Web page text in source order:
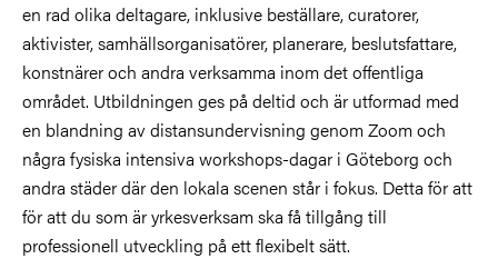
en rad olika deltagare, inklusive beställare, curatorer,
aktivister, samhällsorganisatörer, planerare, beslutsfattare,
konstnärer och andra verksamma inom det offentliga
området. Utbildningen ges på deltid och är utformad med
en blandning av distansundervisning genom Zoom och
några fysiska intensiva workshops-dagar i Göteborg och
andra städer där den lokala scenen står i fokus. Detta för att
för att du som är yrkesverksam ska få tillgång till
professionell utveckling på ett flexibelt sätt.